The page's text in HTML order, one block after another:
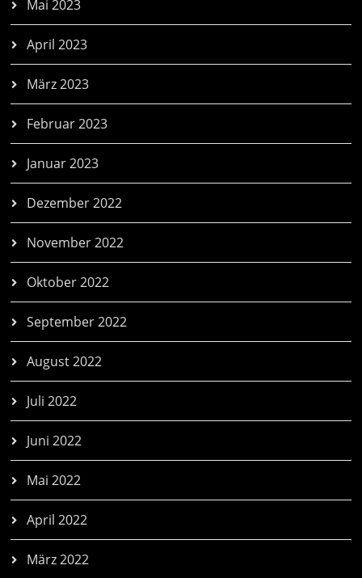
Mai 2023
April 2023
März 2023
Februar 2023
Januar 2023
Dezember 2022
November 2022
Oktober 2022
September 2022
August 2022
Juli 2022
Juni 2022
Mai 2022
April 2022
März 2022